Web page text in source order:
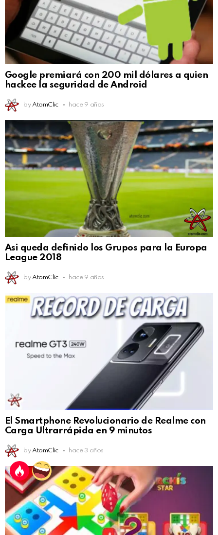
Google premiará con 200 mil dólares a quien
hackee la seguridad de Android
by AtomClic hace 9 años
Asi queda definido los Grupos para la Europa
League 2018
by AtomClic hace 9 años
El Smartphone Revolucionario de Realme con
Carga Ultrarrápida en 9 minutos
by AtomClic hace 3 años